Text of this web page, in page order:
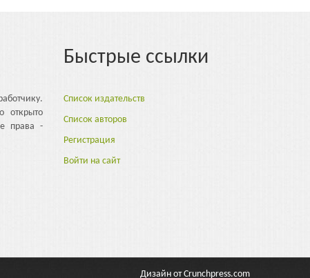
открыто
права -
Быстрые ссылки
Список издательств
Список авторов
Регистрация
Войти на сайт
Дизайн отCrunchpress.com